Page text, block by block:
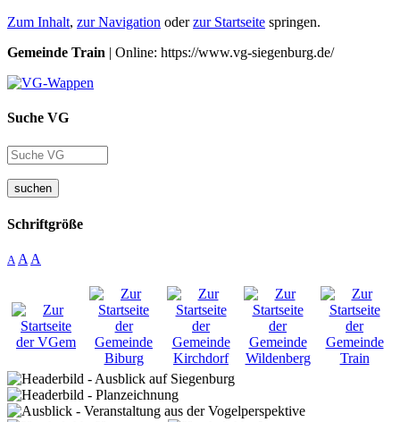
Zum Inhalt, zur Navigation oderzur Startseite springen.
Gemeinde Train | Online: https://www.vg-siegenburg.de/
Suche VG
suchen
Schriftgröße
A A A